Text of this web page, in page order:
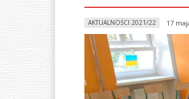
O
N
AKTUALNOŚCI 2021/22 17